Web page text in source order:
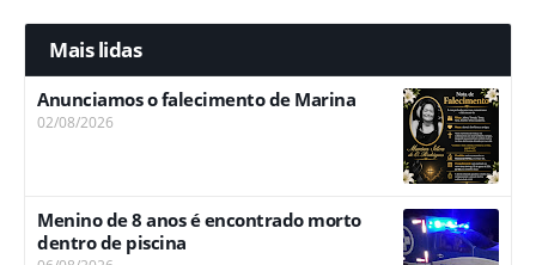
Mais lidas
Anunciamos o falecimento de Marina
02/08/2026
Menino de 8 anos é encontrado morto
dentro de piscina